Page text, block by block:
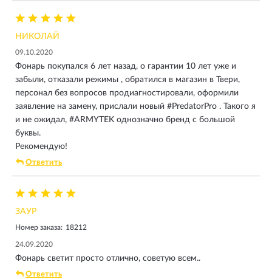
НИКОЛАЙ
09.10.2020
Фонарь покупался 6 лет назад, о гарантии 10 лет уже и
забыли, отказали режимы , обратился в магазин в Твери,
персонал без вопросов продиагностировали, оформили
заявление на замену, прислали новый #PredatorPro . Такого я
и не ожидал, #ARMYTEK однозначно бренд с большой
буквы.
Рекомендую!
Ответить
ЗАУР
Номер заказа: 18212
24.09.2020
Фонарь светит просто отлично, советую всем..
Ответить